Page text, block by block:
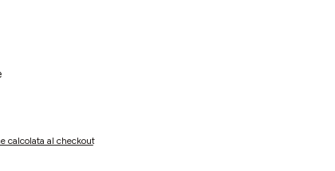
calcolata al checkout